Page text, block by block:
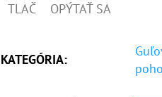
TLAČ OPÝTAŤ SA
KATEGÓRIA: